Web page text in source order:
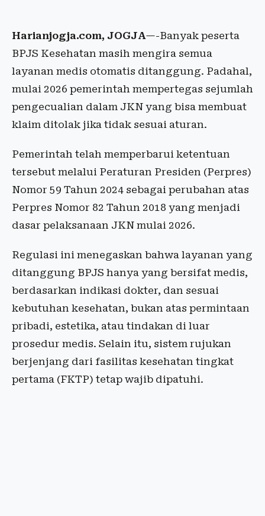
Harianjogja.com, JOGJA—-Banyak peserta
BPJS Kesehatan masih mengira semua
layanan medis otomatis ditanggung. Padahal,
mulai 2026 pemerintah mempertegas sejumlah
pengecualian dalam JKN yang bisa membuat
klaim ditolak jika tidak sesuai aturan.
Pemerintah telah memperbarui ketentuan
tersebut melalui Peraturan Presiden (Perpres)
Nomor 59 Tahun 2024 sebagai perubahan atas
Perpres Nomor 82 Tahun 2018 yang menjadi
dasar pelaksanaan JKN mulai 2026.
Regulasi ini menegaskan bahwa layanan yang
ditanggung BPJS hanya yang bersifat medis,
berdasarkan indikasi dokter, dan sesuai
kebutuhan kesehatan, bukan atas permintaan
pribadi, estetika, atau tindakan di luar
prosedur medis. Selain itu, sistem rujukan
berjenjang dari fasilitas kesehatan tingkat
pertama (FKTP) tetap wajib dipatuhi.